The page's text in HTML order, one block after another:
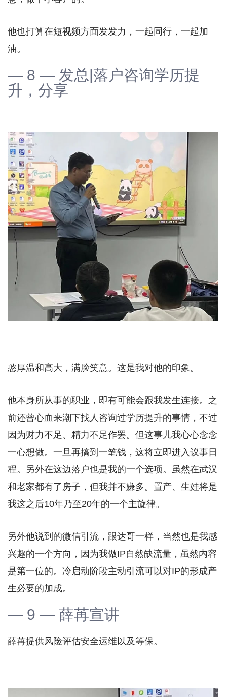
他也打算在短视频方面发发力，一起同行，一起加
油。
— 8 — 发总|落户咨询学历提
升，分享
憨厚温和高大，满脸笑意。这是我对他的印象。
他本身所从事的职业，即有可能会跟我发生连接。之
前还曾心血来潮下找人咨询过学历提升的事情，不过
因为财力不足、精力不足作罢。但这事儿我心心念念
一心想做。一旦再搞到一笔钱，这将立即进入议事日
程。另外在这边落户也是我的一个选项。虽然在武汉
和老家都有了房子，但我并不嫌多。置产、生娃将是
我这之后10年乃至20年的一个主旋律。
另外他说到的微信引流，跟达哥一样，当然也是我感
兴趣的一个方向，因为我做IP自然缺流量，虽然内容
是第一位的。冷启动阶段主动引流可以对IP的形成产
生必要的加成。
— 9 — 薛苒宣讲
薛苒提供风险评估安全运维以及等保。